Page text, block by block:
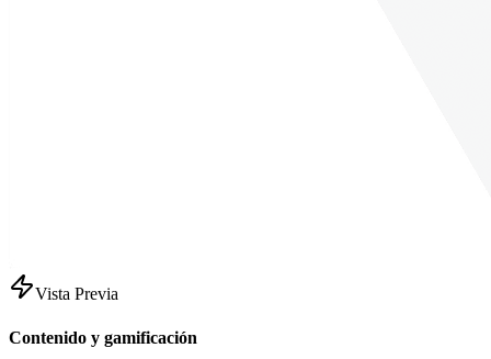
Vista Previa
Contenido y gamificación